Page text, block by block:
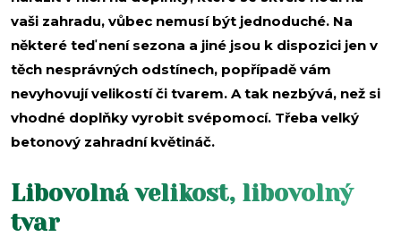
vaši zahradu, vůbec nemusí být jednoduché. Na
některé teď není sezona a jiné jsou k dispozici jen v
těch nesprávných odstínech, popřípadě vám
nevyhovují velikostí či tvarem. A tak nezbývá, než si
vhodné doplňky vyrobit svépomocí. Třeba velký
betonový zahradní květináč.
Libovolná velikost, libovolný
tvar